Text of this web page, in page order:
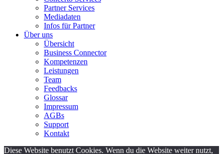
Partner Services
Mediadaten
Infos für Partner
Über uns
Übersicht
Business Connector
Kompetenzen
Leistungen
Team
Feedbacks
Glossar
Impressum
AGBs
Support
Kontakt
Diese Website benutzt Cookies. Wenn du die Website weiter nutzt,